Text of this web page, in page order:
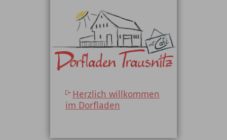
Herzlich willkommen
im Dorfladen